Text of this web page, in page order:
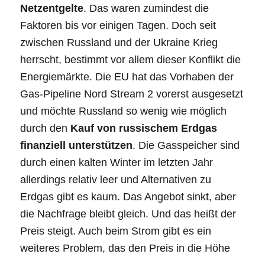
Netzentgelte. Das waren zumindest die
Faktoren bis vor einigen Tagen. Doch seit
zwischen Russland und der Ukraine Krieg
herrscht, bestimmt vor allem dieser Konflikt die
Energiemärkte. Die EU hat das Vorhaben der
Gas-Pipeline Nord Stream 2 vorerst ausgesetzt
und möchte Russland so wenig wie möglich
durch den Kauf von russischem Erdgas
finanziell unterstützen. Die Gasspeicher sind
durch einen kalten Winter im letzten Jahr
allerdings relativ leer und Alternativen zu
Erdgas gibt es kaum. Das Angebot sinkt, aber
die Nachfrage bleibt gleich. Und das heißt der
Preis steigt. Auch beim Strom gibt es ein
weiteres Problem, das den Preis in die Höhe